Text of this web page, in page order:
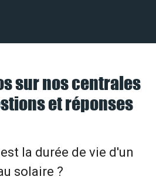
sur nos centrales
et réponses
la durée de vie d'un
solaire ?